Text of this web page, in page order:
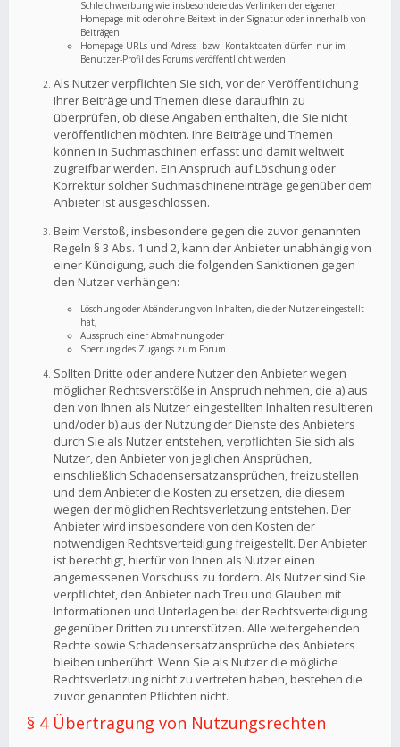
Schleichwerbung wie insbesondere das Verlinken der eigenen
Homepage mit oder ohne Beitext in der Signatur oder innerhalb von
Beiträgen.
Homepage-URLs und Adress- bzw. Kontaktdaten dürfen nur im
Benutzer-Profil des Forums veröffentlicht werden.
Als Nutzer verpflichten Sie sich, vor der Veröffentlichung
Ihrer Beiträge und Themen diese daraufhin zu
überprüfen, ob diese Angaben enthalten, die Sie nicht
veröffentlichen möchten. Ihre Beiträge und Themen
können in Suchmaschinen erfasst und damit weltweit
zugreifbar werden. Ein Anspruch auf Löschung oder
Korrektur solcher Suchmaschineneinträge gegenüber dem
Anbieter ist ausgeschlossen.
Beim Verstoß, insbesondere gegen die zuvor genannten
Regeln § 3 Abs. 1 und 2, kann der Anbieter unabhängig von
einer Kündigung, auch die folgenden Sanktionen gegen
den Nutzer verhängen:
Löschung oder Abänderung von Inhalten, die der Nutzer eingestellt
hat,
Ausspruch einer Abmahnung oder
Sperrung des Zugangs zum Forum.
Sollten Dritte oder andere Nutzer den Anbieter wegen
möglicher Rechtsverstöße in Anspruch nehmen, die a) aus
den von Ihnen als Nutzer eingestellten Inhalten resultieren
und/oder b) aus der Nutzung der Dienste des Anbieters
durch Sie als Nutzer entstehen, verpflichten Sie sich als
Nutzer, den Anbieter von jeglichen Ansprüchen,
einschließlich Schadensersatzansprüchen, freizustellen
und dem Anbieter die Kosten zu ersetzen, die diesem
wegen der möglichen Rechtsverletzung entstehen. Der
Anbieter wird insbesondere von den Kosten der
notwendigen Rechtsverteidigung freigestellt. Der Anbieter
ist berechtigt, hierfür von Ihnen als Nutzer einen
angemessenen Vorschuss zu fordern. Als Nutzer sind Sie
verpflichtet, den Anbieter nach Treu und Glauben mit
Informationen und Unterlagen bei der Rechtsverteidigung
gegenüber Dritten zu unterstützen. Alle weitergehenden
Rechte sowie Schadensersatzansprüche des Anbieters
bleiben unberührt. Wenn Sie als Nutzer die mögliche
Rechtsverletzung nicht zu vertreten haben, bestehen die
zuvor genannten Pflichten nicht.
§ 4 Übertragung von Nutzungsrechten